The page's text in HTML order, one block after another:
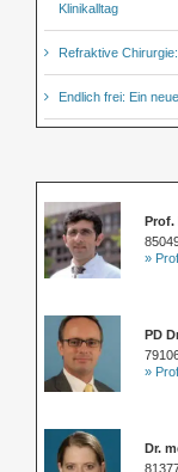
Klinikalltag
Refraktive
Endlich frei: Ein
Prof.
»
PD
»
Dr.